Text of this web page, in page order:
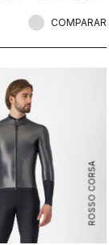
COMPARAR
ROSSO CORSA